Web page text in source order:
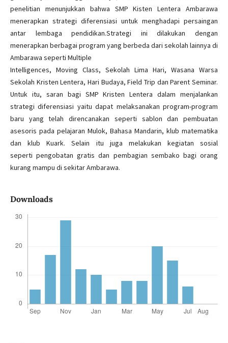
penelitian menunjukkan bahwa SMP Kisten Lentera Ambarawa
menerapkan strategi diferensiasi untuk menghadapi persaingan
antar lembaga pendidikan.Strategi ini dilakukan dengan
menerapkan berbagai program yang berbeda dari sekolah lainnya di
Ambarawa seperti Multiple
Intelligences, Moving Class, Sekolah Lima Hari, Wasana Warsa
Sekolah Kristen Lentera, Hari Budaya, Field Trip dan Parent Seminar.
Untuk itu, saran bagi SMP Kristen Lentera dalam menjalankan
strategi diferensiasi yaitu dapat melaksanakan program-program
baru yang telah direncanakan seperti sablon dan pembuatan
asesoris pada pelajaran Mulok, Bahasa Mandarin, klub matematika
dan klub Kuark. Selain itu juga melakukan kegiatan sosial
seperti pengobatan gratis dan pembagian sembako bagi orang
kurang mampu di sekitar Ambarawa.
Downloads